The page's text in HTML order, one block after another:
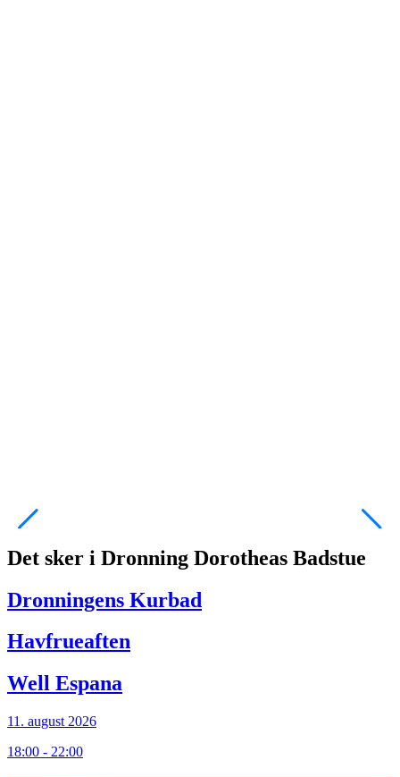
Det sker i Dronning Dorotheas Badstue
Dronningens Kurbad
Havfrueaften
Well Espana
11. august 2026
18:00 - 22:00